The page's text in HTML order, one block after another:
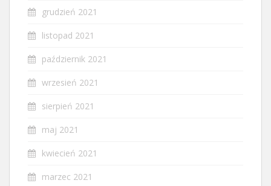
grudzień 2021
listopad 2021
październik 2021
wrzesień 2021
sierpień 2021
maj 2021
kwiecień 2021
marzec 2021